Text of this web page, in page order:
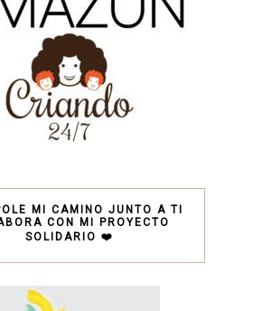
MI CAMINO JUNTO A TI
CON MI PROYECTO
SOLIDARIO ❤️